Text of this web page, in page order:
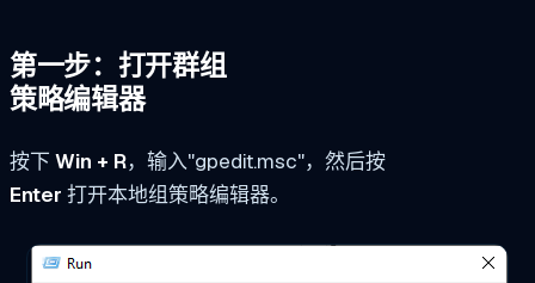
第一步：打开群组
策略编辑器
按下 Win + R，输入"gpedit.msc"，然后按
Enter 打开本地组策略编辑器。